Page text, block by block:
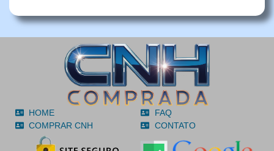
HOME
COMPRAR CNH
FAQ
CONTATO